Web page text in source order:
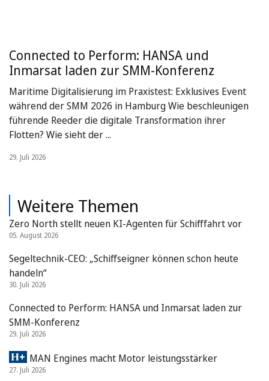
Connected to Perform: HANSA und
Inmarsat laden zur SMM-Konferenz
Maritime Digitalisierung im Praxistest: Exklusives Event
während der SMM 2026 in Hamburg Wie beschleunigen
führende Reeder die digitale Transformation ihrer
Flotten? Wie sieht der ...
29. Juli 2026
Weitere Themen
Zero North stellt neuen KI-Agenten für Schifffahrt vor
05. August 2026
Segeltechnik-CEO: „Schiffseigner können schon heute
handeln“
30. Juli 2026
Connected to Perform: HANSA und Inmarsat laden zur
SMM-Konferenz
29. Juli 2026
MAN Engines macht Motor leistungsstärker
27. Juli 2026